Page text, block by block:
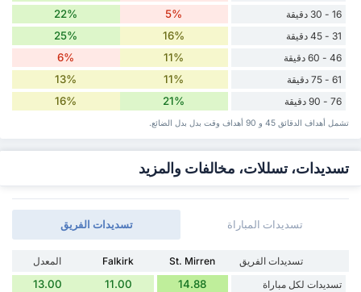
16 - 30 دقيقة 5%
22%
31 - 45 دقيقة 16%
25%
46 - 60 دقيقة 11%
6%
61 - 75 دقيقة 11%
13%
76 - 90 دقيقة 21%
16%
تشمل أهداف الدقائق 45 و 90 أهداف وقت ‏بدل ‏بدل الضائع.
تسديدات، تسللات، مخالفات والمزيد
تسديدات الفريق تسديدات المباراة
تسديدات الفريق St. Mirren
Falkirk
المعدل
تسديدات لكل مباراة
14.88
11.00
13.00